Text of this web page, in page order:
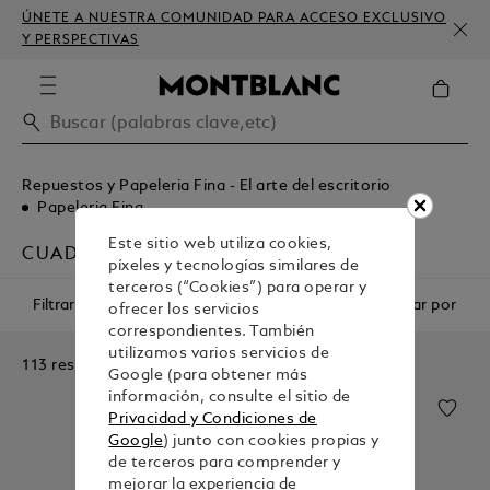
ÚNETE A NUESTRA COMUNIDAD PARA ACCESO EXCLUSIVO
Y PERSPECTIVAS
Repuestos y Papeleria Fina - El arte del escritorio
Papeleria Fina
CUADERNOS
Filtrar Ordenar por
113 resultados
Este sitio web utiliza cookies,
píxeles y tecnologías similares de
terceros (“Cookies”) para operar y
ofrecer los servicios
correspondientes. También
utilizamos varios servicios de
Google (para obtener más
información, consulte el sitio de
Privacidad y Condiciones de
Google) junto con cookies propias y
de terceros para comprender y
mejorar la experiencia de